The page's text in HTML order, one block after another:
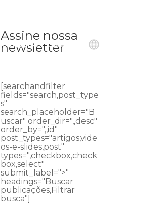
Ouvidoria Contato
Assine nossa
newsletter
[searchandfilter
fields="search,post_type
s"
search_placeholder="B
uscar" order_dir=",,desc"
order_by=",,id"
post_types="artigos,vide
os-e-slides,post"
types=",checkbox,check
box,select"
submit_label=">"
headings="Buscar
publicações,Filtrar
busca"]